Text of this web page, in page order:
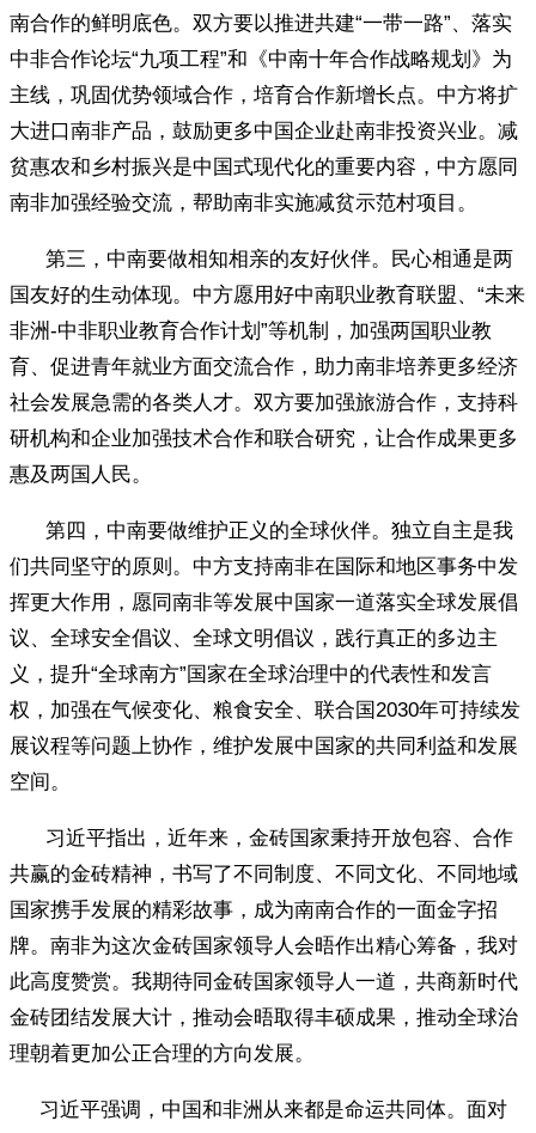
南合作的鲜明底色。双方要以推进共建“一带一路”、落实
中非合作论坛“九项工程”和《中南十年合作战略规划》为
主线，巩固优势领域合作，培育合作新增长点。中方将扩
大进口南非产品，鼓励更多中国企业赴南非投资兴业。减
贫惠农和乡村振兴是中国式现代化的重要内容，中方愿同
南非加强经验交流，帮助南非实施减贫示范村项目。
第三，中南要做相知相亲的友好伙伴。民心相通是两
国友好的生动体现。中方愿用好中南职业教育联盟、“未来
非洲-中非职业教育合作计划”等机制，加强两国职业教
育、促进青年就业方面交流合作，助力南非培养更多经济
社会发展急需的各类人才。双方要加强旅游合作，支持科
研机构和企业加强技术合作和联合研究，让合作成果更多
惠及两国人民。
第四，中南要做维护正义的全球伙伴。独立自主是我
们共同坚守的原则。中方支持南非在国际和地区事务中发
挥更大作用，愿同南非等发展中国家一道落实全球发展倡
议、全球安全倡议、全球文明倡议，践行真正的多边主
义，提升“全球南方”国家在全球治理中的代表性和发言
权，加强在气候变化、粮食安全、联合国2030年可持续发
展议程等问题上协作，维护发展中国家的共同利益和发展
空间。
习近平指出，近年来，金砖国家秉持开放包容、合作
共赢的金砖精神，书写了不同制度、不同文化、不同地域
国家携手发展的精彩故事，成为南南合作的一面金字招
牌。南非为这次金砖国家领导人会晤作出精心筹备，我对
此高度赞赏。我期待同金砖国家领导人一道，共商新时代
金砖团结发展大计，推动会晤取得丰硕成果，推动全球治
理朝着更加公正合理的方向发展。
习近平强调，中国和非洲从来都是命运共同体。面对